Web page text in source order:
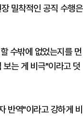
밀착적인 공직 수행은
수밖에 없었는지를 먼
는 게 비극"이라고 덧
반역"이라고 강하게 비